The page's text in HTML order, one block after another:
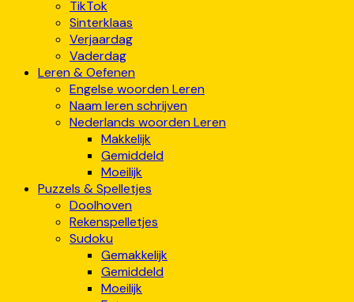
TikTok
Sinterklaas
Verjaardag
Vaderdag
Leren & Oefenen
Engelse woorden Leren
Naam leren schrijven
Nederlands woorden Leren
Makkelijk
Gemiddeld
Moeilijk
Puzzels & Spelletjes
Doolhoven
Rekenspelletjes
Sudoku
Gemakkelijk
Gemiddeld
Moeilijk